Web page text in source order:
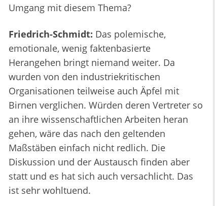
Umgang mit diesem Thema?
Friedrich-Schmidt: Das polemische,
emotionale, wenig faktenbasierte
Herangehen bringt niemand weiter. Da
wurden von den industriekritischen
Organisationen teilweise auch Äpfel mit
Birnen verglichen. Würden deren Vertreter so
an ihre wissenschaftlichen Arbeiten heran
gehen, wäre das nach den geltenden
Maßstäben einfach nicht redlich. Die
Diskussion und der Austausch finden aber
statt und es hat sich auch versachlicht. Das
ist sehr wohltuend.